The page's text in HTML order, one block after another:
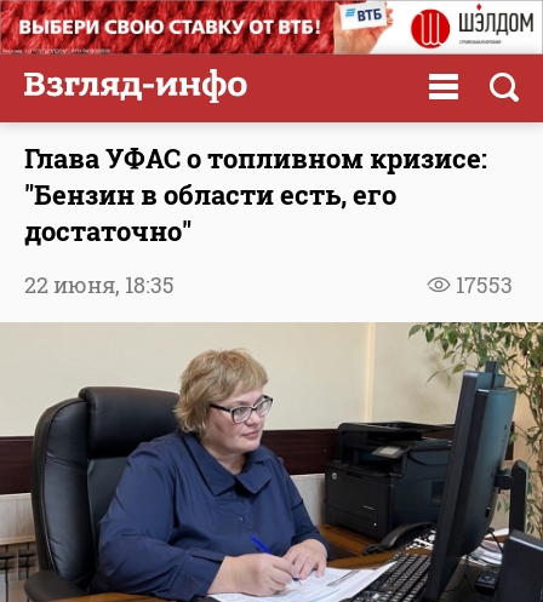
Глава УФАС о топливном кризисе:
"Бензин в области есть, его
достаточно"
17553
22 июня, 18:35